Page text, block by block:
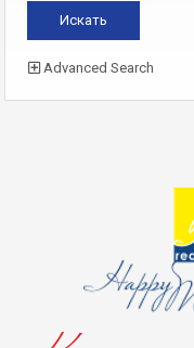
Advanced Search